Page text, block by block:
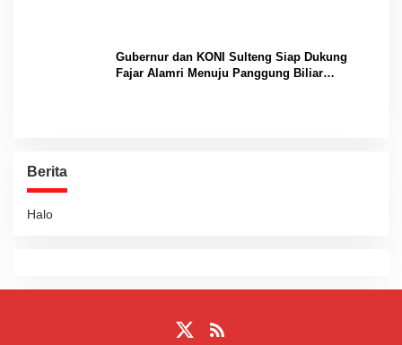
Gubernur dan KONI Sulteng Siap Dukung
Fajar Alamri Menuju Panggung Biliar
Berita
Halo